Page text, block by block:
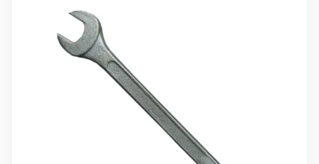
В корзину
Минимальный заказ
+7(495) 988-86-47